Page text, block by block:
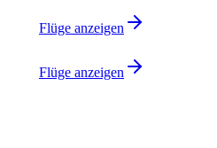
Flüge anzeigen
Flüge anzeigen